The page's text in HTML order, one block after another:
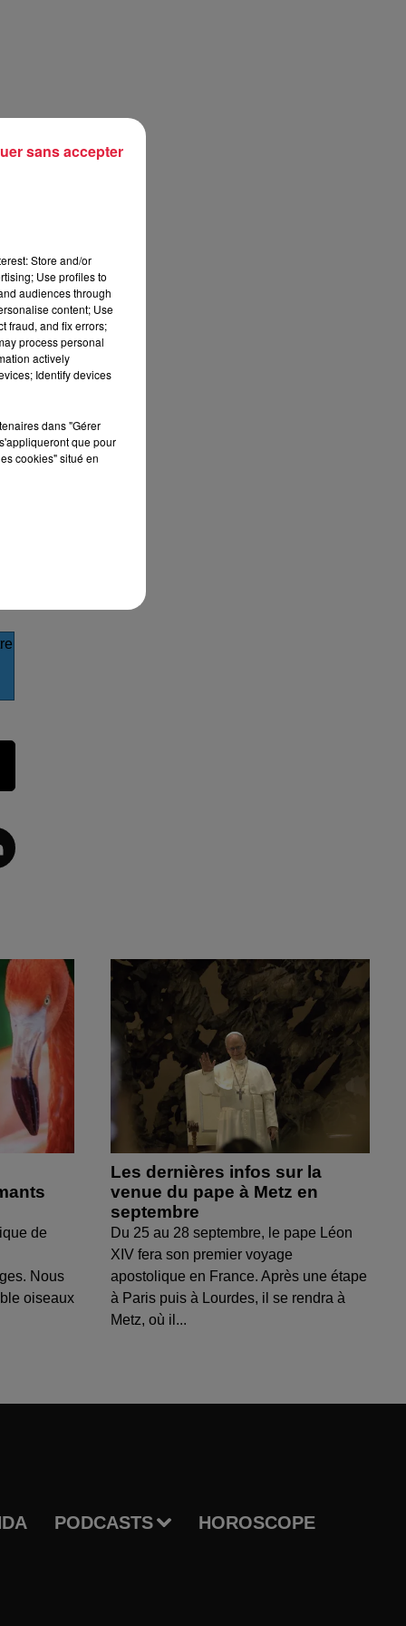
de
Nous
oiseaux
Les dernières infos sur la
venue du pape à Metz en
septembre
Du 25 au 28 septembre, le pape Léon
XIV fera son premier voyage
apostolique en France. Après une étape
à Paris puis à Lourdes, il se rendra à
Metz, où il...
PODCASTS HOROSCOPE
Store and/or
Use profiles to
audiences through
content; Use
fraud, and fix errors;
process personal
actively
Identify devices
dans "Gérer
que pour
cookies" situé en
sans accepter